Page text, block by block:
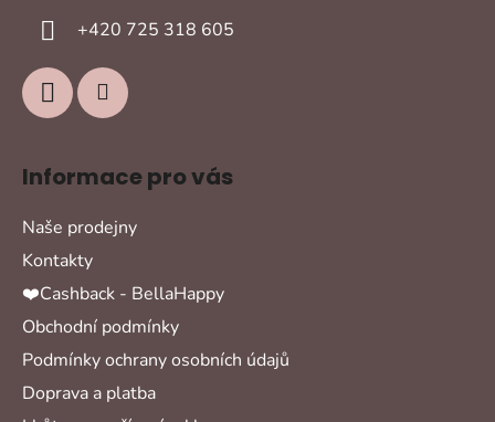
+420 725 318 605
Informace pro vás
Naše prodejny
Kontakty
❤️Cashback - BellaHappy
Obchodní podmínky
Podmínky ochrany osobních údajů
Doprava a platba